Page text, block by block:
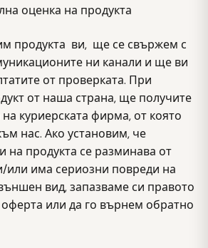
оценка на продукта
продукта ви, ще се свържем с
ни канали и ще ви
от проверката. При
от наша страна, ще получите
куриерската фирма, от която
нас. Ако установим, че
на продукта се разминава от
или има сериозни повреди на
вид, запазваме си правото
или да го върнем обратно